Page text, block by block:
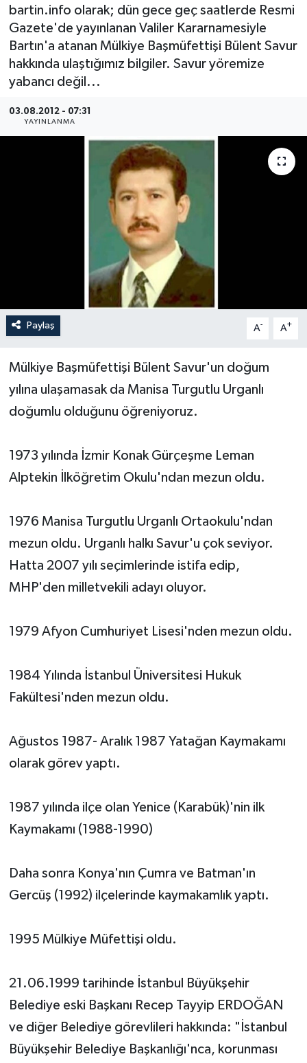
bartin.info olarak; dün gece geç saatlerde Resmi
Gazete'de yayınlanan Valiler Kararnamesiyle
Bartın'a atanan Mülkiye Başmüfettişi Bülent Savur
hakkında ulaştığımız bilgiler. Savur yöremize
yabancı değil...
03.08.2012 - 07:31
YAYINLANMA
Paylaş A- A+
Mülkiye Başmüfettişi Bülent Savur'un doğum
yılına ulaşamasak da Manisa Turgutlu Urganlı
doğumlu olduğunu öğreniyoruz.
1973 yılında İzmir Konak Gürçeşme Leman
Alptekin İlköğretim Okulu'ndan mezun oldu.
1976 Manisa Turgutlu Urganlı Ortaokulu'ndan
mezun oldu. Urganlı halkı Savur'u çok seviyor.
Hatta 2007 yılı seçimlerinde istifa edip,
MHP'den milletvekili adayı oluyor.
1979 Afyon Cumhuriyet Lisesi'nden mezun oldu.
1984 Yılında İstanbul Üniversitesi Hukuk
Fakültesi'nden mezun oldu.
Ağustos 1987- Aralık 1987 Yatağan Kaymakamı
olarak görev yaptı.
1987 yılında ilçe olan Yenice (Karabük)'nin ilk
Kaymakamı (1988-1990)
Daha sonra Konya'nın Çumra ve Batman'ın
Gercüş (1992) ilçelerinde kaymakamlık yaptı.
1995 Mülkiye Müfettişi oldu.
21.06.1999 tarihinde İstanbul Büyükşehir
Belediye eski Başkanı Recep Tayyip ERDOĞAN
ve diğer Belediye görevlileri hakkında: "İstanbul
Büyükşehir Belediye Başkanlığı'nca, korunması
Medya
Sağlık
Yerel Yönetimler
DÜNYA
YEREL